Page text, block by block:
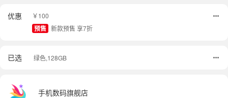
优惠 ￥100
预售 新款预售 享7折
已选 绿色,128GB
手机数码旗舰店